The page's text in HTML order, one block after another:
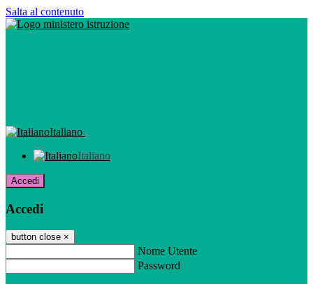
Salta al contenuto
Italiano
Italiano
Accedi
Accedi
button close ×
Nome Utente
Password